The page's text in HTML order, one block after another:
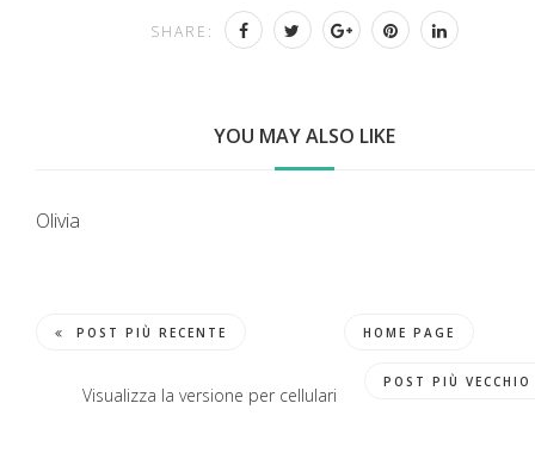
SHARE:
YOU MAY ALSO LIKE
Olivia
POST PIÙ RECENTE HOME PAGE
POST PIÙ VECCHIO
Visualizza la versione per cellulari